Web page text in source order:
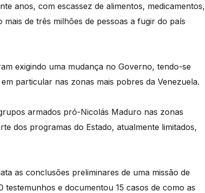
anos, com escassez de alimentos, medicamentos,
de três milhões de pessoas a fugir do país
exigindo uma mudança no Governo, tendo-se
particular nas zonas mais pobres da Venezuela.
armados pró-Nicolás Maduro nas zonas
dos programas do Estado, atualmente limitados,
as conclusões preliminares de uma missão de
testemunhos e documentou 15 casos de como as